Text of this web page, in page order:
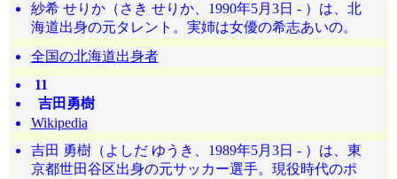
紗希 せりか（さき せりか、1990年5月3日 - ）は、北
海道出身の元タレント。実姉は女優の希志あいの。
全国の北海道出身者
11
吉田勇樹
Wikipedia
吉田 勇樹（よしだ ゆうき、1989年5月3日 - ）は、東
京都世田谷区出身の元サッカー選手。現役時代のポ